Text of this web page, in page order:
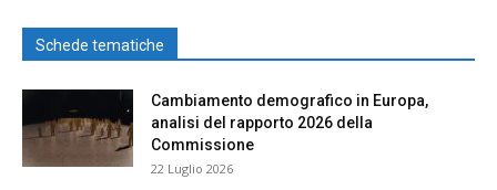
Schede tematiche
Cambiamento demografico in Europa,
analisi del rapporto 2026 della
Commissione
22 Luglio 2026